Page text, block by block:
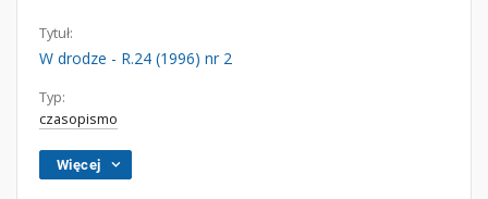
Tytuł:
W drodze - R.24 (1996) nr 2
Typ:
czasopismo
Więcej